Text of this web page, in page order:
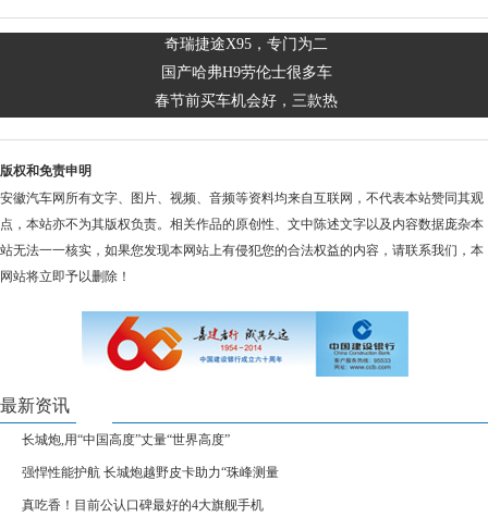
奇瑞捷途X95，专门为二
国产哈弗H9劳伦士很多车
春节前买车机会好，三款热
版权和免责申明
安徽汽车网所有文字、图片、视频、音频等资料均来自互联网，不代表本站赞同其观
点，本站亦不为其版权负责。相关作品的原创性、文中陈述文字以及内容数据庞杂本
站无法一一核实，如果您发现本网站上有侵犯您的合法权益的内容，请联系我们，本
网站将立即予以删除！
最新资讯
长城炮,用“中国高度”丈量“世界高度”
强悍性能护航 长城炮越野皮卡助力“珠峰测量
真吃香！目前公认口碑最好的4大旗舰手机